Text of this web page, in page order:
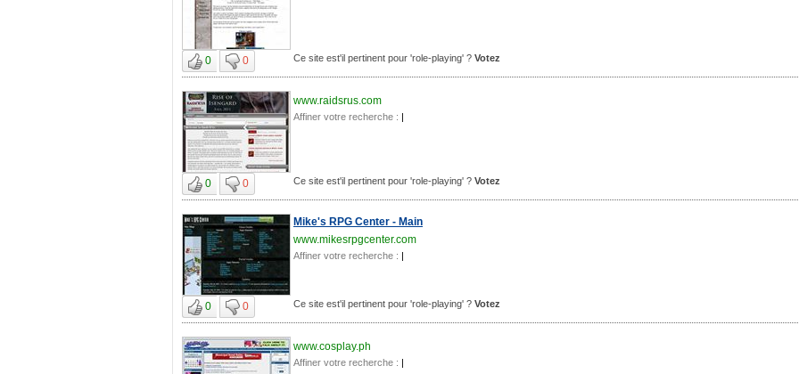
0 0 Ce site est'il pertinent pour 'role-playing' ? Votez
www.raidsrus.com
Affiner votre recherche : |
0 0 Ce site est'il pertinent pour 'role-playing' ? Votez
Mike's RPG Center - Main
www.mikesrpgcenter.com
Affiner votre recherche : |
0 0 Ce site est'il pertinent pour 'role-playing' ? Votez
www.cosplay.ph
Affiner votre recherche : |